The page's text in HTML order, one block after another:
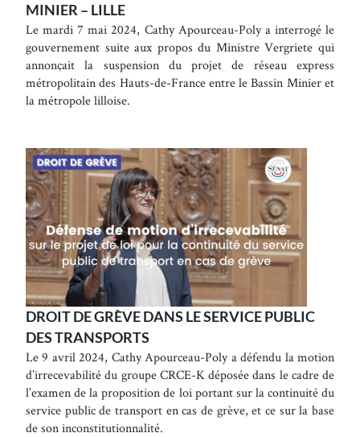
MINIER – LILLE
Le mardi 7 mai 2024, Cathy Apourceau-Poly a interrogé le
gouvernement suite aux propos du Ministre Vergriete qui
annonçait la suspension du projet de réseau express
métropolitain des Hauts-de-France entre le Bassin Minier et
la métropole lilloise.
DROIT DE GRÈVE DANS LE SERVICE PUBLIC
DES TRANSPORTS
Le 9 avril 2024, Cathy Apourceau-Poly a défendu la motion
d’irrecevabilité du groupe CRCE-K déposée dans le cadre de
l’examen de la proposition de loi portant sur la continuité du
service public de transport en cas de grève, et ce sur la base
de son inconstitutionnalité.